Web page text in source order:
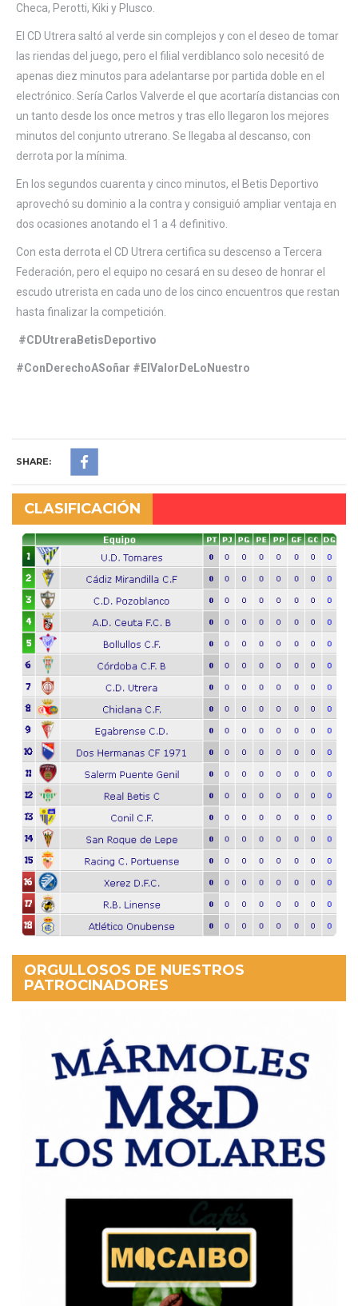
Checa, Perotti, Kiki y Plusco.
El CD Utrera saltó al verde sin complejos y con el deseo de tomar
las riendas del juego, pero el filial verdiblanco solo necesitó de
apenas diez minutos para adelantarse por partida doble en el
electrónico. Sería Carlos Valverde el que acortaría distancias con
un tanto desde los once metros y tras ello llegaron los mejores
minutos del conjunto utrerano. Se llegaba al descanso, con
derrota por la mínima.
En los segundos cuarenta y cinco minutos, el Betis Deportivo
aprovechó su dominio a la contra y consiguió ampliar ventaja en
dos ocasiones anotando el 1 a 4 definitivo.
Con esta derrota el CD Utrera certifica su descenso a Tercera
Federación, pero el equipo no cesará en su deseo de honrar el
escudo utrerista en cada uno de los cinco encuentros que restan
hasta finalizar la competición.
#CDUtreraBetisDeportivo
#ConDerechoASoñar #ElValorDeLoNuestro
SHARE:
CLASIFICACIÓN
ORGULLOSOS DE NUESTROS
PATROCINADORES